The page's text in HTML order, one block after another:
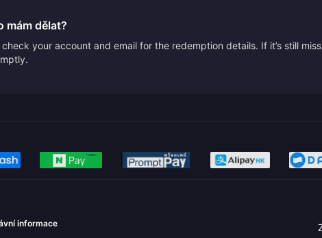
mám dělat?
your account and email for the redemption details. If it’s still
informace